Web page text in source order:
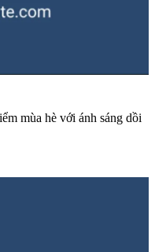
mùa hè với ánh sáng dồi